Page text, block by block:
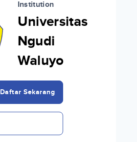
Institution
Universitas
Ngudi
Waluyo
Daftar Sekarang